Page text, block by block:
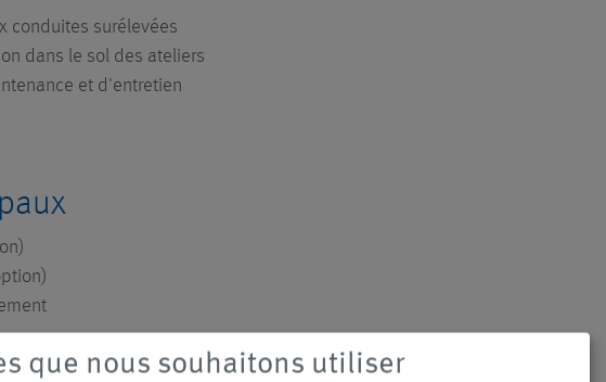
conduites surélevées
dans le sol des ateliers
et d'entretien
option)que nous souhaitons utiliser